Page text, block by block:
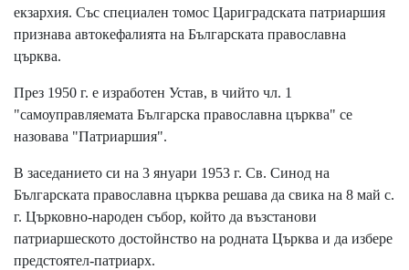
екзархия. Със специален томос Цариградската патриаршия
признава автокефалията на Българската православна
църква.
През 1950 г. е изработен Устав, в чийто чл. 1
"самоуправляемата Българска православна църква" се
назовава "Патриаршия".
В заседанието си на 3 януари 1953 г. Св. Синод на
Българската православна църква решава да свика на 8 май с.
г. Църковно-народен събор, който да възстанови
патриаршеското достойнство на родната Църква и да избере
предстоятел-патриарх.